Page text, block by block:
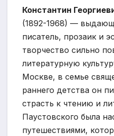
Константин
(1892-1968) —
писатель, прозаик и
творчество сильно
литературную
Москве, в семье
раннего детства он
страсть к чтению и
Паустовского была
путешествиями,